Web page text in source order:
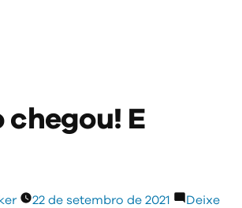
E
22 de setembro de 2021
Deixe